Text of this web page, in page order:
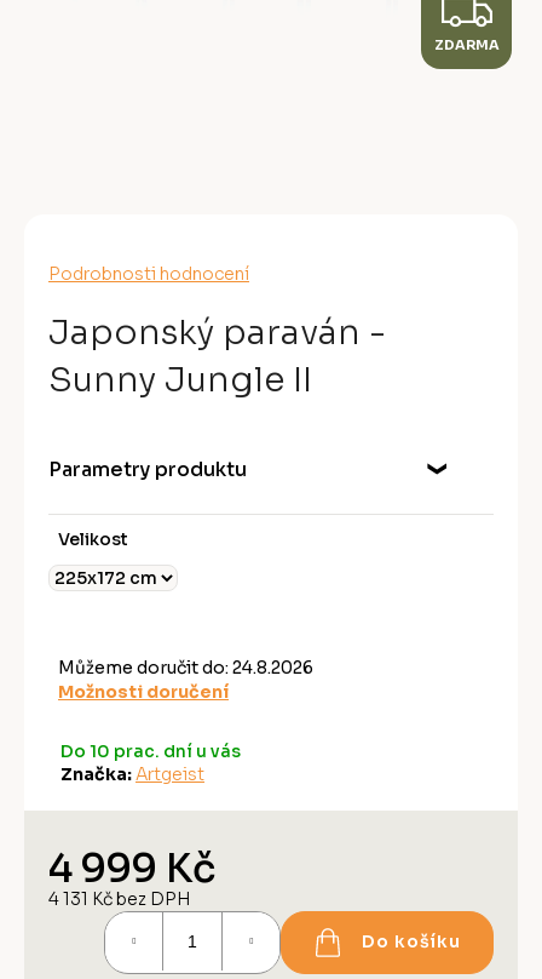
Průměrné
produktu
je
0,0
z
Podrobnosti hodnocení
Japonský paraván -
Sunny Jungle II
Parametry produktu
Velikost
Můžeme doručit do: 24.8.2026
Možnosti doručení
Do 10 prac. dní u vás
Značka: Artgeist
4 999 Kč
4 131 Kč bez DPH
Do košíku
Z
D
ZDARMA